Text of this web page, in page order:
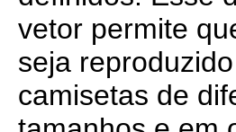
vetor permite
seja
camisetas de